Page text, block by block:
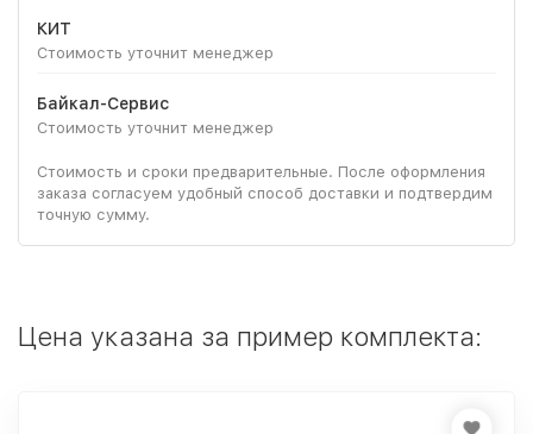
КИТ
Стоимость уточнит менеджер
Байкал-Сервис
Стоимость уточнит менеджер
Стоимость и сроки предварительные. После оформления
заказа согласуем удобный способ доставки и подтвердим
точную сумму.
Цена указана за пример комплекта: